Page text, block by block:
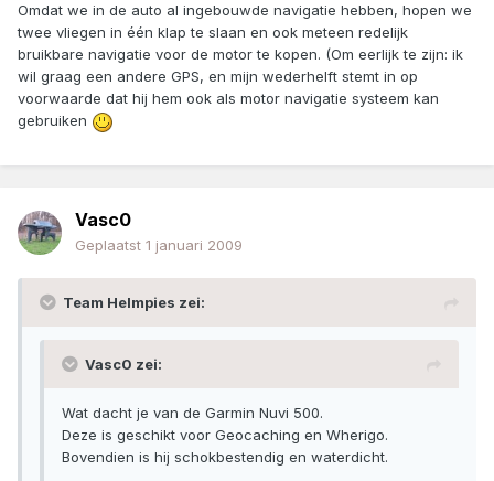
Omdat we in de auto al ingebouwde navigatie hebben, hopen we
twee vliegen in één klap te slaan en ook meteen redelijk
bruikbare navigatie voor de motor te kopen. (Om eerlijk te zijn: ik
wil graag een andere GPS, en mijn wederhelft stemt in op
voorwaarde dat hij hem ook als motor navigatie systeem kan
gebruiken
Vasc0
Geplaatst 1 januari 2009
Team Helmpies zei:
Vasc0 zei:
Wat dacht je van de Garmin Nuvi 500.
Deze is geschikt voor Geocaching en Wherigo.
Bovendien is hij schokbestendig en waterdicht.